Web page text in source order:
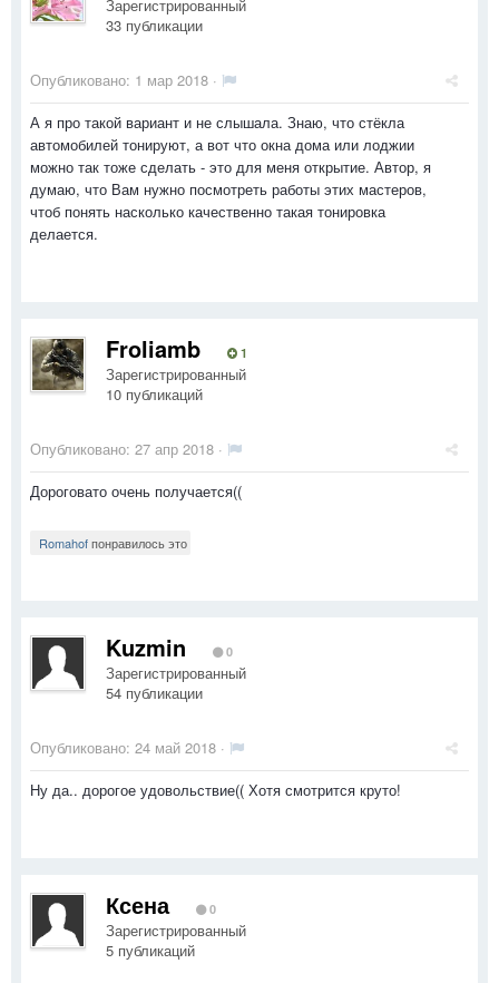
Зарегистрированный
33 публикации
Опубликовано: 1 мар 2018 ·
А я про такой вариант и не слышала. Знаю, что стёкла
автомобилей тонируют, а вот что окна дома или лоджии
можно так тоже сделать - это для меня открытие. Автор, я
думаю, что Вам нужно посмотреть работы этих мастеров,
чтоб понять насколько качественно такая тонировка
делается.
Froliamb 1
Зарегистрированный
10 публикаций
Опубликовано: 27 апр 2018 ·
Дороговато очень получается((
Romahofпонравилось это
Kuzmin 0
Зарегистрированный
54 публикации
Опубликовано: 24 май 2018 ·
Ну да.. дорогое удовольствие(( Хотя смотрится круто!
Ксена 0
Зарегистрированный
5 публикаций